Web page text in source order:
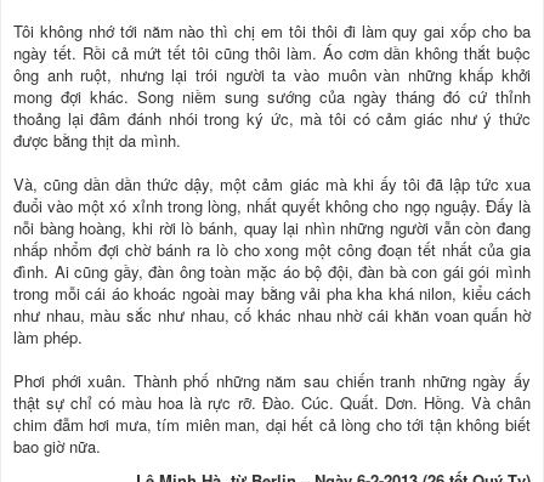
Tôi không nhớ tới năm nào thì chị em tôi thôi đi làm quy gai xốp cho ba
ngày tết. Rồi cả mứt tết tôi cũng thôi làm. Áo cơm dần không thắt buộc
ông anh ruột, nhưng lại trói người ta vào muôn vàn những khấp khởi
mong đợi khác. Song niềm sung sướng của ngày tháng đó cứ thỉnh
thoảng lại đâm đánh nhói trong ký ức, mà tôi có cảm giác như ý thức
được bằng thịt da mình.
Và, cũng dần dần thức dậy, một cảm giác mà khi ấy tôi đã lập tức xua
đuổi vào một xó xỉnh trong lòng, nhất quyết không cho ngọ nguậy. Đấy là
nỗi bàng hoàng, khi rời lò bánh, quay lại nhìn những người vẫn còn đang
nhấp nhổm đợi chờ bánh ra lò cho xong một công đoạn tết nhất của gia
đình. Ai cũng gầy, đàn ông toàn mặc áo bộ đội, đàn bà con gái gói mình
trong mỗi cái áo khoác ngoài may bằng vải pha kha khá nilon, kiểu cách
như nhau, màu sắc như nhau, cố khác nhau nhờ cái khăn voan quấn hờ
làm phép.
Phơi phới xuân. Thành phố những năm sau chiến tranh những ngày ấy
thật sự chỉ có màu hoa là rực rỡ. Đào. Cúc. Quất. Dơn. Hồng. Và chân
chim đẫm hơi mưa, tím miên man, dại hết cả lòng cho tới tận không biết
bao giờ nữa.